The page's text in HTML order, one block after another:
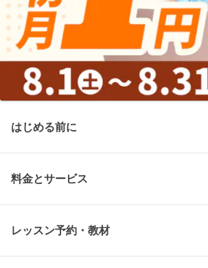
はじめる前に
料金とサービス
レッスン予約・教材